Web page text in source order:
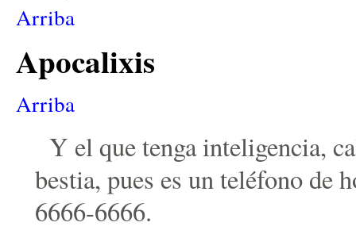
Arriba
Apocalixis
Arriba
Y el que tenga inteligencia,
bestia, pues es un teléfono de
6666-6666.